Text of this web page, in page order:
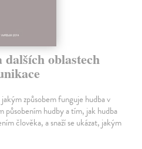
oblastech
způsobem funguje hudba v
působením hudby a tím, jak hudba
člověka, a snaží se ukázat, jakým